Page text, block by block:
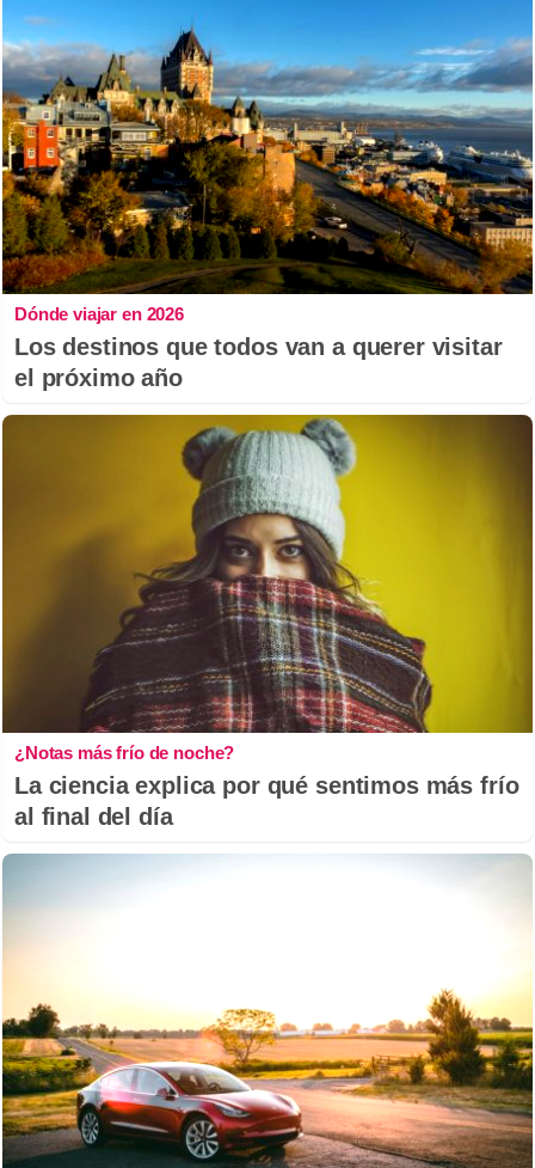
Dónde viajar en 2026
Los destinos que todos van a querer visitar
el próximo año
¿Notas más frío de noche?
La ciencia explica por qué sentimos más frío
al final del día